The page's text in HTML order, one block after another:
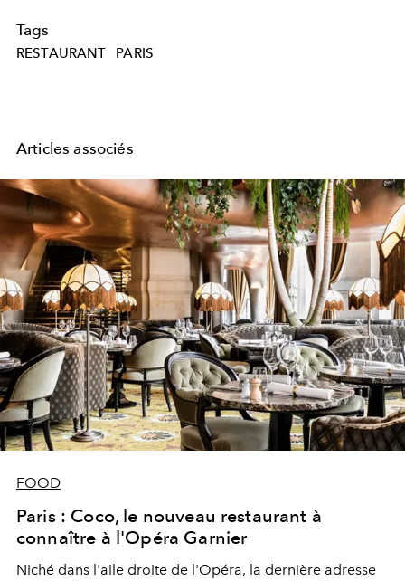
Tags
RESTAURANT PARIS
Articles associés
FOOD
Paris : Coco, le nouveau restaurant à
connaître à l'Opéra Garnier
Niché dans l'aile droite de l'Opéra, la dernière adresse